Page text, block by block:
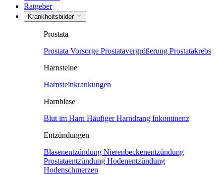
Ratgeber
Krankheitsbilder
Prostata
Prostata Vorsorge Prostatavergrößerung Prostatakrebs
Harnsteine
Harnsteinkrankungen
Harnblase
Blut im Harn Häufiger Harndrang Inkontinenz
Entzündungen
Blasenentzündung Nierenbeckenentzündung
Prostataentzündung Hodenentzündung
Hodenschmerzen